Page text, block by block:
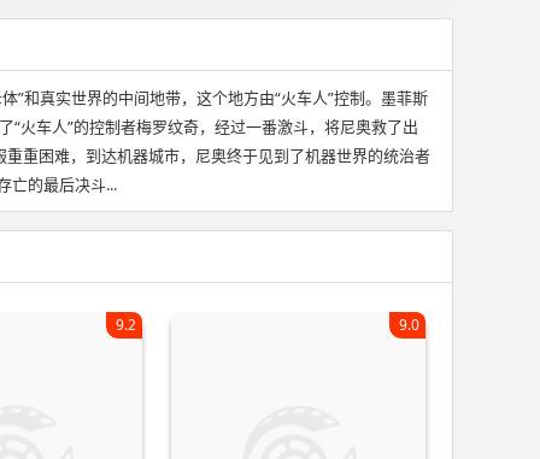
”和真实世界的中间地带，这个地方由“火车人”控制。墨菲斯
火车人”的控制者梅罗纹奇，经过一番激斗，将尼奥救了出
重困难，到达机器城市，尼奥终于见到了机器世界的统治者
亡的最后决斗...
9.2 9.0